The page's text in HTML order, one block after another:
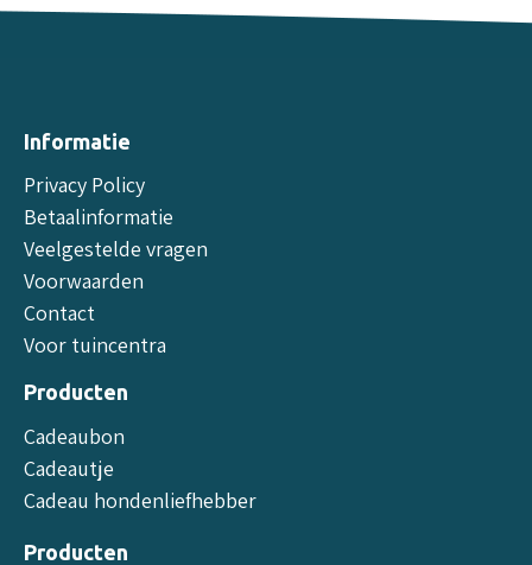
Informatie
Privacy Policy
Betaalinformatie
Veelgestelde vragen
Voorwaarden
Contact
Voor tuincentra
Producten
Cadeaubon
Cadeautje
Cadeau hondenliefhebber
Producten